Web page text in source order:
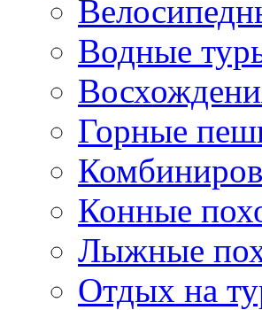
Водные
Горные
Конные
Лыжные
Отдых на